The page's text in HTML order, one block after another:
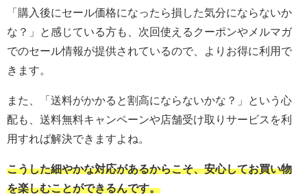
「購入後にセール価格になったら損した気分にならないか
な？」と感じている方も、次回使えるクーポンやメルマガ
でのセール情報が提供されているので、よりお得に利用で
きます。
また、「送料がかかると割高にならないかな？」という心
配も、送料無料キャンペーンや店舗受け取りサービスを利
用すれば解決できますよね。
こうした細やかな対応があるからこそ、安心してお買い物
を楽しむことができるんです。